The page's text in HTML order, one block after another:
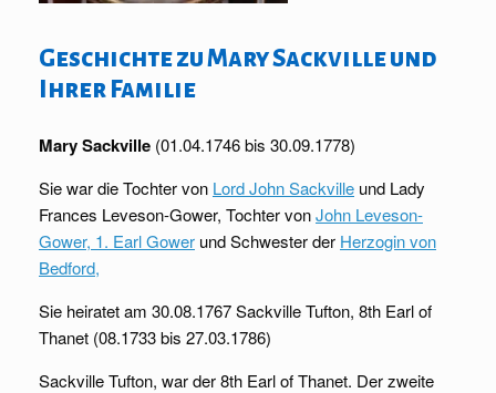
Geschichte zu Mary Sackville und
Ihrer Familie
Mary Sackville (01.04.1746 bis 30.09.1778)
Sie war die Tochter von Lord John Sackville und Lady
Frances Leveson-Gower, Tochter vonJohn Leveson-
Gower, 1. Earl Gower und Schwester der Herzogin von
Bedford,
Sie heiratet am 30.08.1767 Sackville Tufton, 8th Earl of
Thanet (08.1733 bis 27.03.1786)
Sackville Tufton, war der 8th Earl of Thanet. Der zweite